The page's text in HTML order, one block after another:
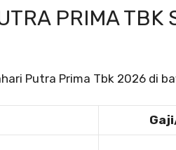
PRIMA TBK
Putra Prima Tbk 2026 di